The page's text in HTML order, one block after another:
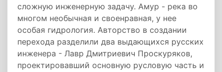
сложную инженерную задачу. Амур - река во
многом необычная и своенравная, у нее
особая гидрология. Авторство в создании
перехода разделили два выдающихся русских
инженера - Лавр Дмитриевич Проскуряков,
проектировавший основную русловую часть и